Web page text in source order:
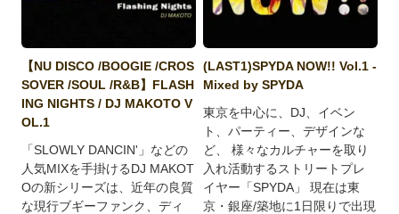
【NU DISCO /BOOGIE /CROS
SOVER /SOUL /R&B】FLASH
ING NIGHTS / DJ MAKOTO V
OL.1
「SLOWLY DANCIN'」などの
人気MIXを手掛けるDJ MAKOT
Oの新シリーズは、近年の良質
な現行ブギーファンク、ディ
(LAST1)SPYDA NOW!! Vol.1 -
Mixed by SPYDA
東京を中心に、DJ、イベン
ト、パーティー、デザインな
ど、 様々なカルチャーを取り
入れ活動するストリートプレ
イヤー「SPYDA」 現在は東
京・銀座/築地に1日限りで出現